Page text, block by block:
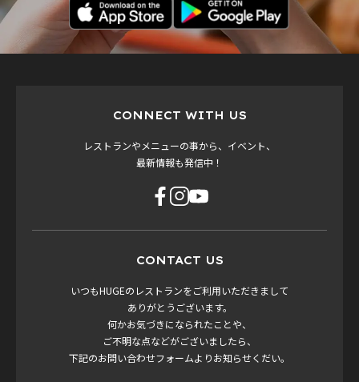
CONNECT WITH US
レストランやメニューの事から、イベント、
最新情報も発信中！
CONTACT US
いつもHUGEのレストランをご利用いただきまして
ありがとうございます。
何かお気づきになられたことや、
ご不明な点などがございましたら、
下記のお問い合わせフォームよりお知らせくだい。